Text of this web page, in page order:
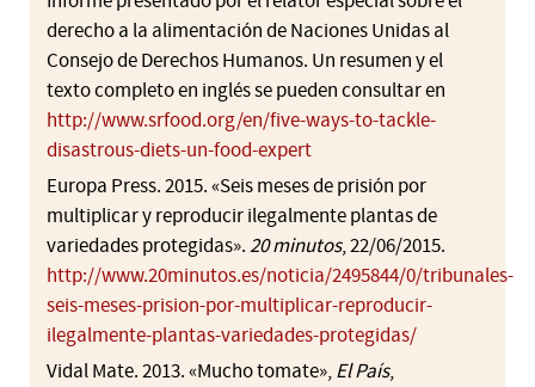
derecho a la alimentación de Naciones Unidas al
Consejo de Derechos Humanos. Un resumen y el
texto completo en inglés se pueden consultar en
http://www.srfood.org/en/five-ways-to-tackle-
disastrous-diets-un-food-expert
Europa Press. 2015. «Seis meses de prisión por
multiplicar y reproducir ilegalmente plantas de
variedades protegidas».20 minutos, 22/06/2015.
http://www.20minutos.es/noticia/2495844/0/tribunales-
seis-meses-prision-por-multiplicar-reproducir-
ilegalmente-plantas-variedades-protegidas/
Vidal Mate. 2013. «Mucho tomate»,El País,